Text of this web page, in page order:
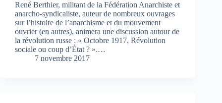
René Berthier, militant de la Fédération Anarchiste et
anarcho-syndicaliste, auteur de nombreux ouvrages
sur l’histoire de l’anarchisme et du mouvement
ouvrier (en autres), animera une discussion autour de
la révolution russe : « Octobre 1917, Révolution
sociale ou coup d’État ? ».…
7 novembre 2017